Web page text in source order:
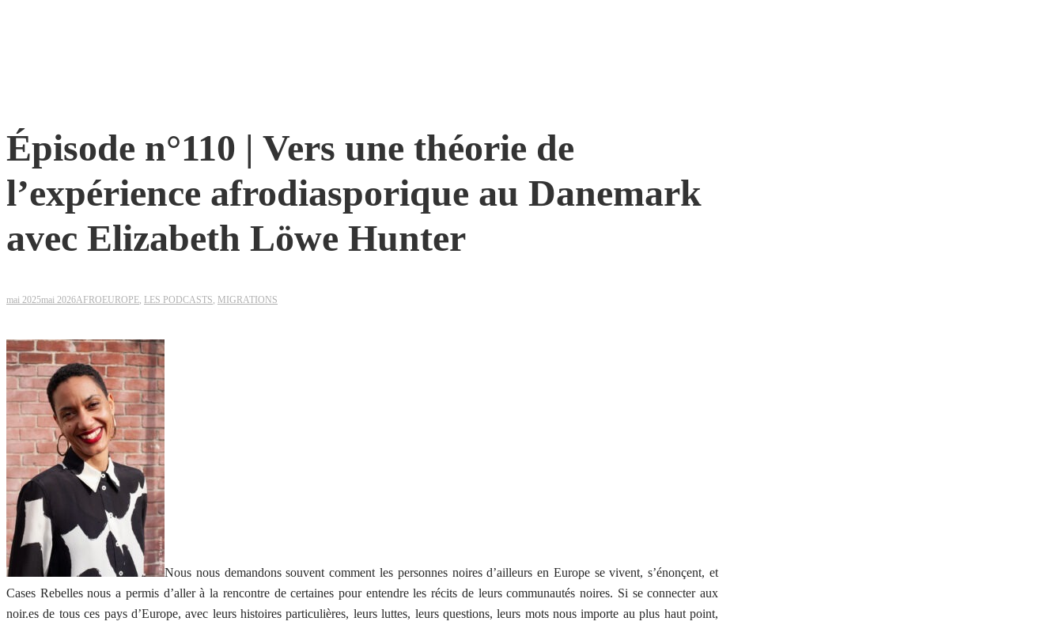
Épisode n°110 | Vers une théorie de
l’expérience afrodiasporique au Danemark
avec Elizabeth Löwe Hunter
mai 2025mai 2026AFROEUROPE LES PODCASTS MIGRATIONS
Nous nous demandons souvent comment les personnes noires d’ailleurs en Europe se vivent, s’énonçent, et
Cases Rebelles nous a permis d’aller à la rencontre de certaines pour entendre les récits de leurs communautés noires. Si se connecter aux
noir.es de tous ces pays d’Europe, avec leurs histoires particulières, leurs luttes, leurs questions, leurs mots nous importe au plus haut point,